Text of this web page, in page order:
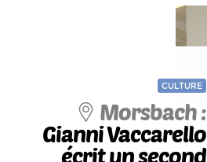
CULTURE
Morsbach :
Gianni Vaccarello
écrit un second